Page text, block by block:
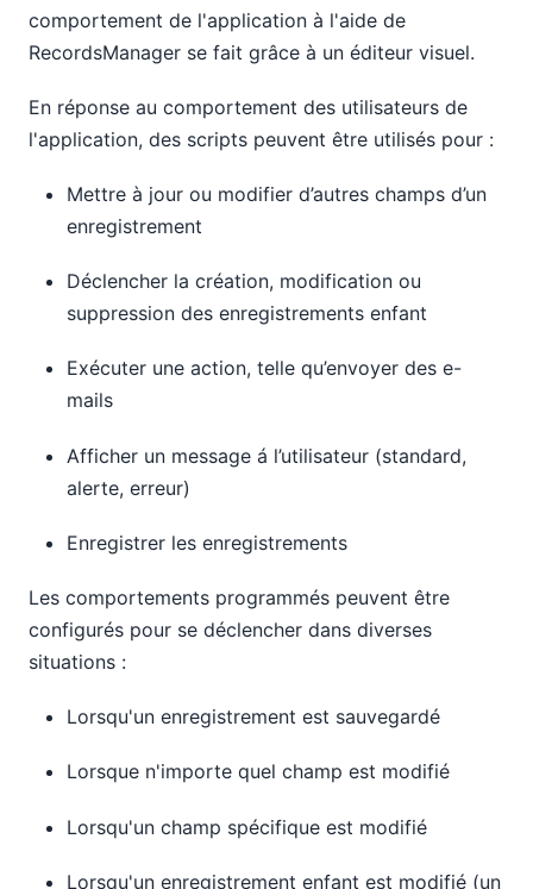
comportement de l'application à l'aide de
RecordsManager se fait grâce à un éditeur visuel.
En réponse au comportement des utilisateurs de
l'application, des scripts peuvent être utilisés pour :
Mettre à jour ou modifier d’autres champs d’un
enregistrement
Déclencher la création, modification ou
suppression des enregistrements enfant
Exécuter une action, telle qu’envoyer des e-
mails
Afficher un message á l’utilisateur (standard,
alerte, erreur)
Enregistrer les enregistrements
Les comportements programmés peuvent être
configurés pour se déclencher dans diverses
situations :
Lorsqu'un enregistrement est sauvegardé
Lorsque n'importe quel champ est modifié
Lorsqu'un champ spécifique est modifié
Lorsqu'un enregistrement enfant est modifié (un